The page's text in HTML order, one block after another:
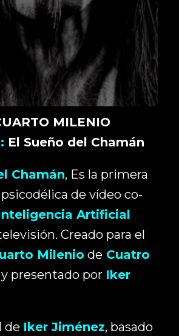
MILENIO
El Sueño del Chamán
Chamán, Es la primera
de vídeo co-
Artificial
Creado para el
Milenio de Cuatro
presentado por Iker
de Iker Jiménez, basado